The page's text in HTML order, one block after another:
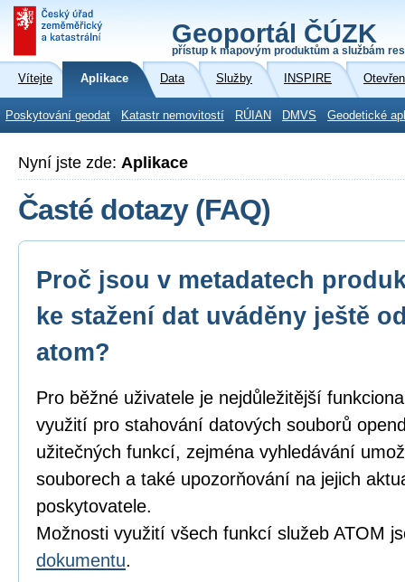
Geoportál ČÚZK
přístup k mapovým produktům a službám
Vítejte Aplikace Data Služby INSPIRE
Poskytování geodat Katastr nemovitostí RÚIAN DMVS Geodetické
Nyní jste zde: Aplikace
Časté dotazy (FAQ)
Proč jsou v metadatech
ke stažení dat uváděny ještě
atom?
Pro běžné uživatele je nejdůležitější
využití pro stahování datových souborů
užitečných funkcí, zejména vyhledávání
souborech a také upozorňování na jejich
poskytovatele.
Možnosti využití všech funkcí služeb ATOM
dokumentu.